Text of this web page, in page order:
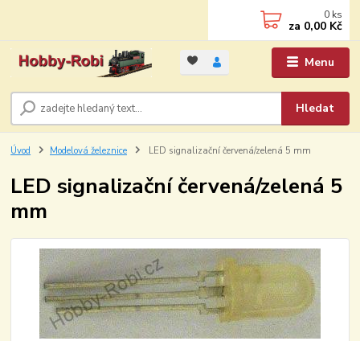
Menu
Hledat
0 ks
za 0,00 Kč
Úvod Modelová železnice LED signalizační červená/zelená 5 mm
LED signalizační červená/zelená 5
mm